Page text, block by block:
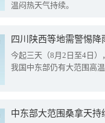
温闷热天气持续。
今起三天（8月2日至4日
我国中东部仍有大范围高
中东部大范围桑拿天